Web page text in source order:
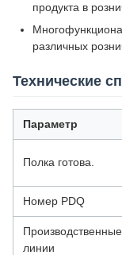
продукта в
различных
Технические
Параметр
Полка готова.
Номер PDQ
Производственные
линии